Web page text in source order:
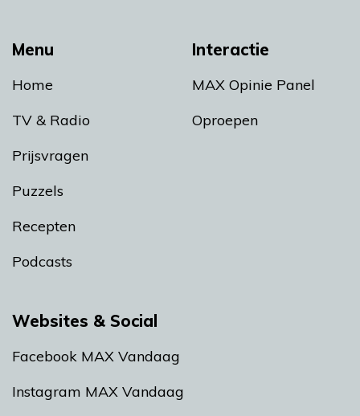
Menu
Home
TV & Radio
Prijsvragen
Puzzels
Recepten
Podcasts
Interactie
MAX Opinie Panel
Oproepen
Websites & Social
Facebook MAX Vandaag
Instagram MAX Vandaag